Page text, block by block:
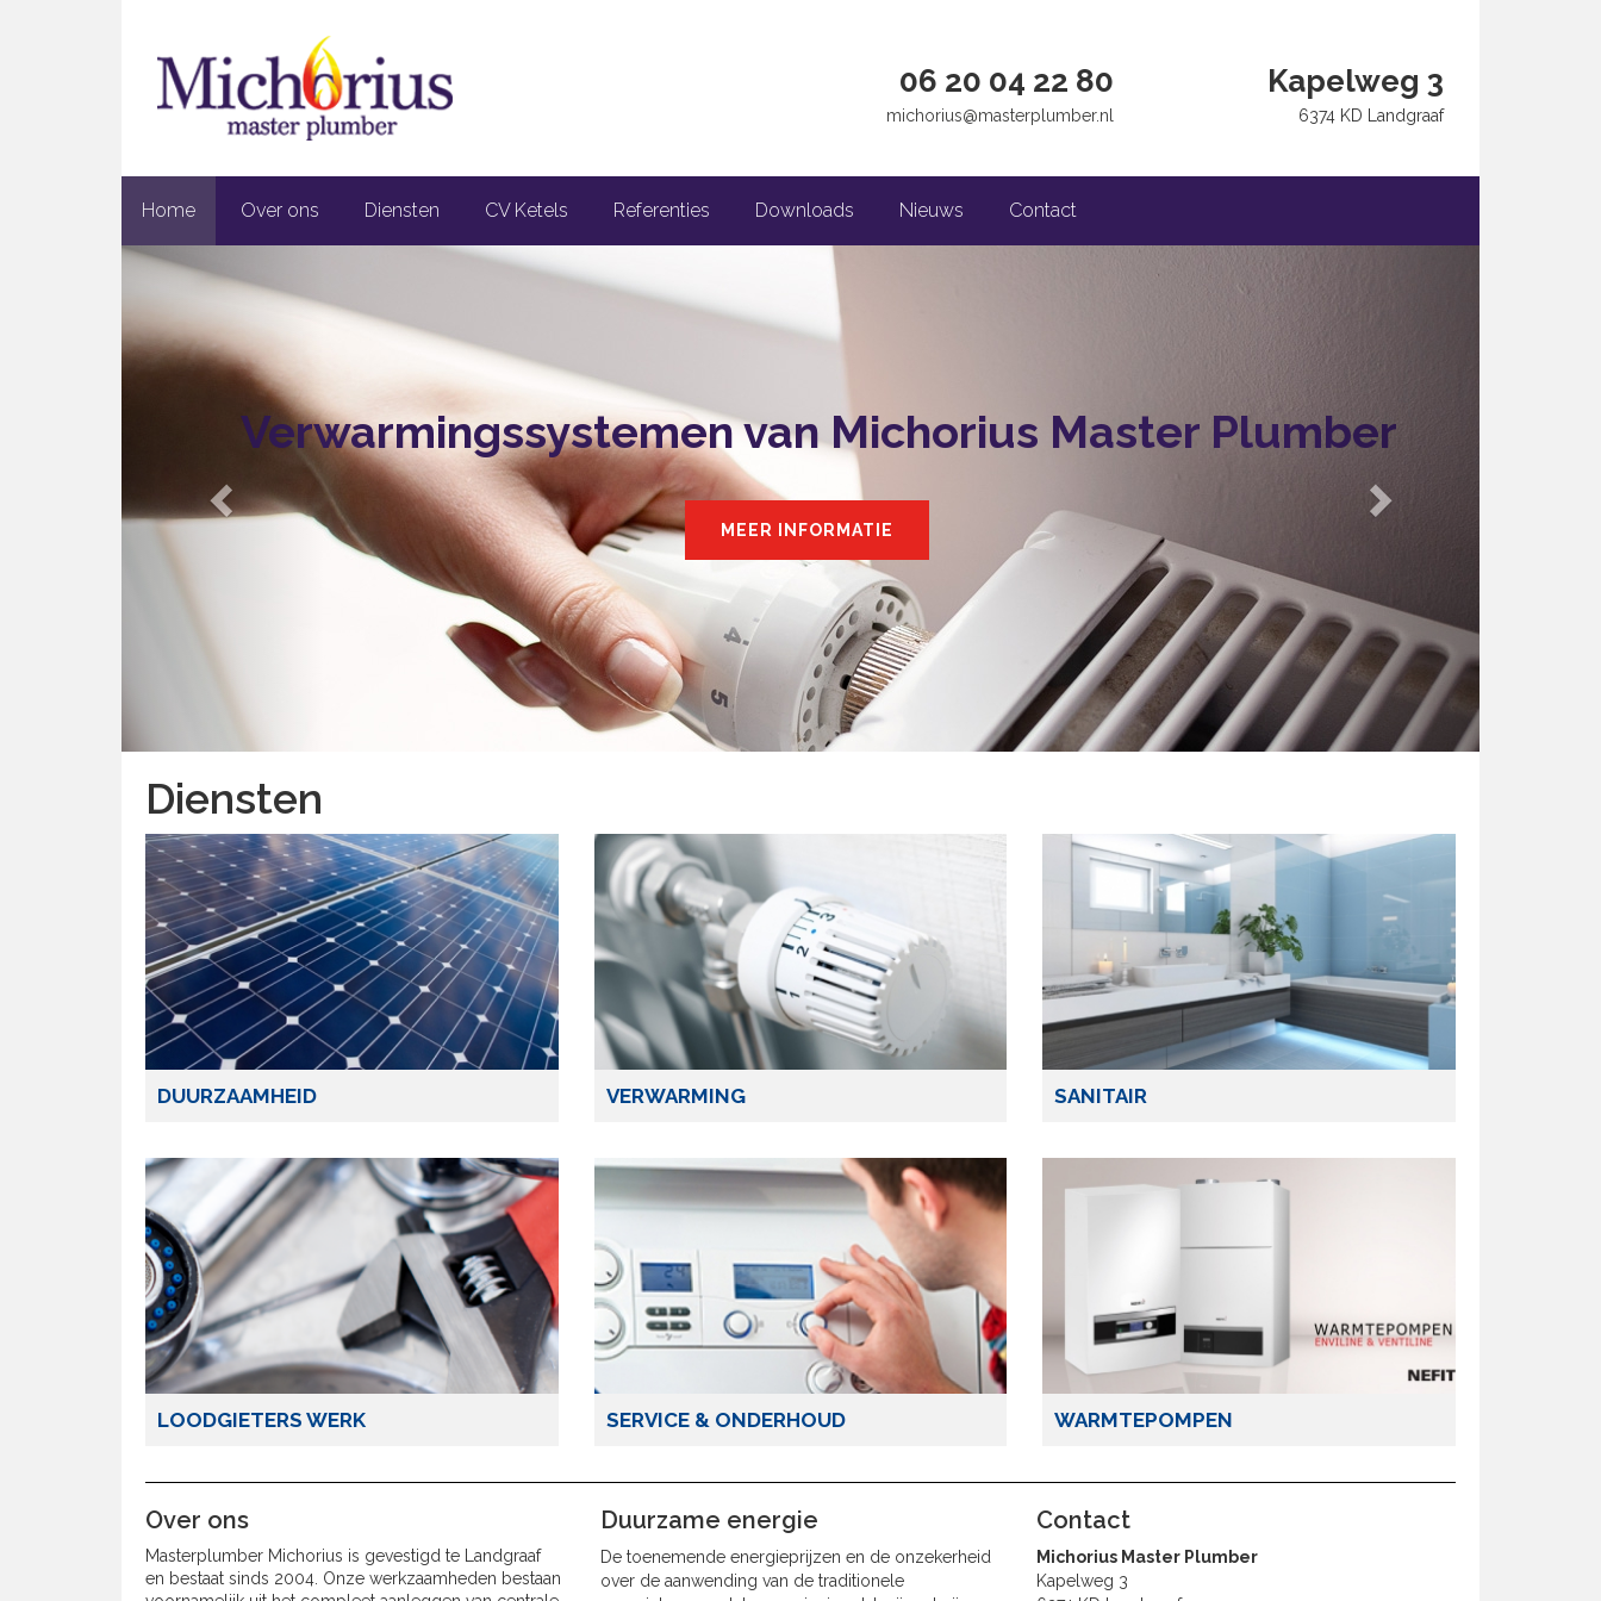
06 20 04 22 80
michorius@masterplumber.nl
Kapelweg 3
6374 KD Landgraaf
Home Over ons Diensten CV Ketels Referenties Downloads Nieuws Contact
Verwarmingssystemen van Michorius Master Plumber
MEER INFORMATIE
Diensten
DUURZAAMHEID VERWARMING SANITAIR
LOODGIETERS WERK SERVICE & ONDERHOUD WARMTEPOMPEN
Over ons
Masterplumber Michorius is gevestigd te Landgraaf
en bestaat sinds 2004. Onze werkzaamheden bestaan
Duurzame energie
De toenemende energieprijzen en de onzekerheid
over de aanwending van de traditionele
Contact
Michorius Master Plumber
Kapelweg 3